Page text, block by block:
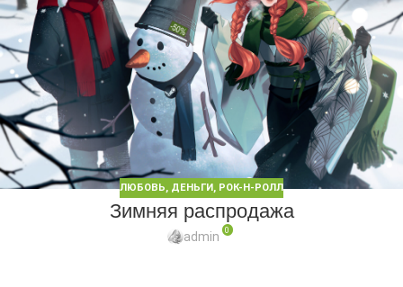
ЛЮБОВЬ, ДЕНЬГИ, РОК-Н-РОЛЛ
Зимняя распродажа
admin 0